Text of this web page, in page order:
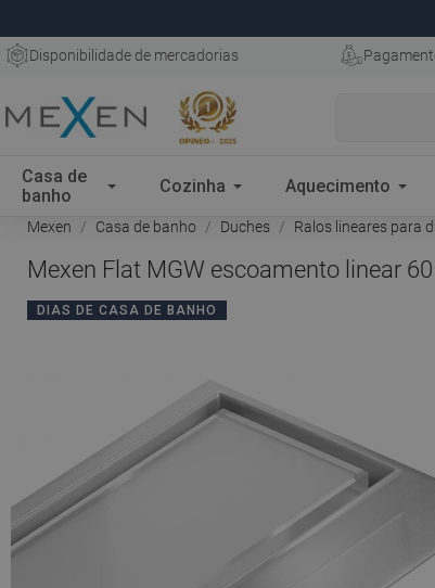
Disponibilidade de mercadorias
Casa de
banho
Cozinha Aquecimento
Mexen Casa de banho Duches Ralos lineares para
Mexen Flat MGW escoamento linear
DIAS DE CASA DE BANHO